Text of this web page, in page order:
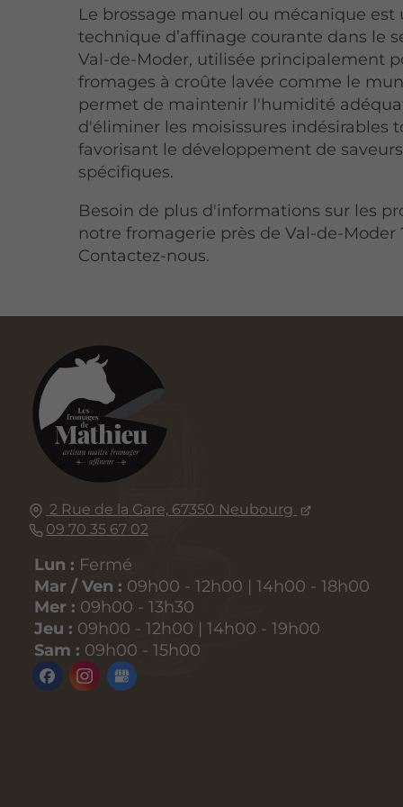
Le brossage manuel ou mécanique est
technique d’affinage courante dans le
Val-de-Moder, utilisée principalement
fromages à croûte lavée comme le
permet de maintenir l'humidité
d'éliminer les moisissures indésirables
favorisant le développement de saveurs
spécifiques.
Besoin de plus d'informations sur les
notre fromagerie près de Val-de-Moder
Contactez-nous.
2 Rue de la Gare, 67350 Neubourg
09 70 35 67 02
Lun : Fermé
Mar / Ven : 09h00 - 12h00 | 14h00 - 18h00
Mer : 09h00 - 13h30
Jeu : 09h00 - 12h00 | 14h00 - 19h00
Sam : 09h00 - 15h00